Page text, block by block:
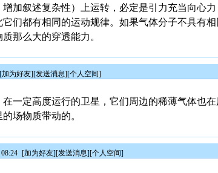
加叙述复杂性）上运转，必定是引力充当向心
们都有相同的运动规律。如果气体分子不具有
那么大的穿透能力。
[加为好友][发送消息][个人空间]
一定高度运行的卫星，它们周边的稀薄气体也在
场物质带动的。
[加为好友][发送消息][个人空间]